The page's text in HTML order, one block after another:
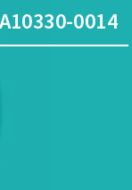
0014